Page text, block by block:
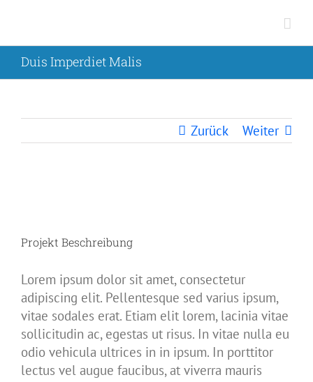
springen
Duis Imperdiet Malis
Zurück Weiter
Projekt Beschreibung
Lorem ipsum dolor sit amet, consectetur
adipiscing elit. Pellentesque sed varius ipsum,
vitae sodales erat. Etiam elit lorem, lacinia vitae
sollicitudin ac, egestas ut risus. In vitae nulla eu
odio vehicula ultrices in in ipsum. In porttitor
lectus vel augue faucibus, at viverra mauris